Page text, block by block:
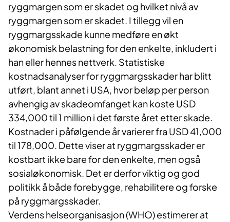
ryggmargen som er skadet og hvilket nivå av
ryggmargen som er skadet. I tillegg vil en
ryggmargsskade kunne medføre en økt
økonomisk belastning for den enkelte, inkludert i
han eller hennes nettverk. Statistiske
kostnadsanalyser for ryggmargsskader har blitt
utført, blant annet i USA, hvor beløp per person
avhengig av skadeomfanget kan koste USD
334,000 til 1 million i det første året etter skade.
Kostnader i påfølgende år varierer fra USD 41,000
til 178,000. Dette viser at ryggmargsskader er
kostbart ikke bare for den enkelte, men også
sosialøkonomisk. Det er derfor viktig og god
politikk å både forebygge, rehabilitere og forske
på ryggmargsskader.
Verdens helseorganisasjon (WHO) estimerer at